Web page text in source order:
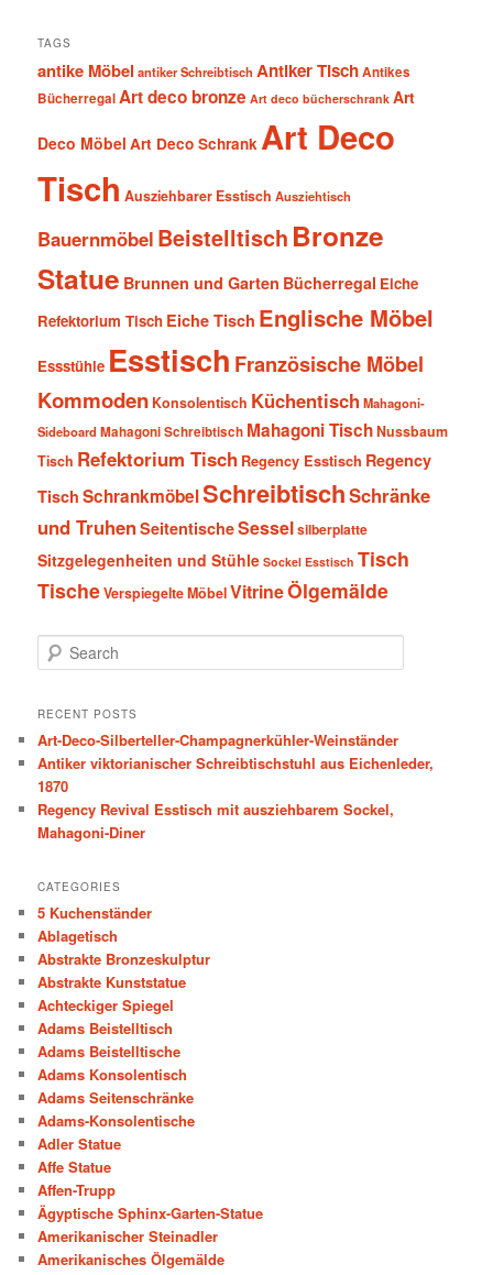
TAGS
antike Möbel antiker Schreibtisch Antiker TischAntikes
BücherregalArt deco bronze Art deco bücherschrank Art
Deco Möbel Art Deco Schrank Art Deco
Tisch Ausziehbarer Esstisch Ausziehtisch
Bauernmöbel Beistelltisch Bronze
Statue Brunnen und Garten Bücherregal Eiche
Refektorium Tisch Eiche Tisch Englische Möbel
Essstühle Esstisch Französische Möbel
Kommoden Konsolentisch Küchentisch Mahagoni-
SideboardMahagoni Schreibtisch Mahagoni TischNussbaum
Tisch Refektorium Tisch Regency Esstisch Regency
Tisch SchrankmöbelSchreibtischSchränke
und TruhenSeitentischeSesselsilberplatte
Sitzgelegenheiten und Stühle Sockel Esstisch Tisch
TischeVerspiegelte MöbelVitrineÖlgemälde
e
r
h
RECENT POSTS
Art-Deco-Silberteller-Champagnerkühler-Weinständer
Antiker viktorianischer Schreibtischstuhl aus Eichenleder,
1870
Regency Revival Esstisch mit ausziehbarem Sockel,
Mahagoni-Diner
CATEGORIES
5 Kuchenständer
Ablagetisch
Abstrakte Bronzeskulptur
Abstrakte Kunststatue
Achteckiger Spiegel
Adams Beistelltisch
Adams Beistelltische
Adams Konsolentisch
Adams Seitenschränke
Adams-Konsolentische
Adler Statue
Affe Statue
Affen-Trupp
Ägyptische Sphinx-Garten-Statue
Amerikanischer Steinadler
Amerikanisches Ölgemälde